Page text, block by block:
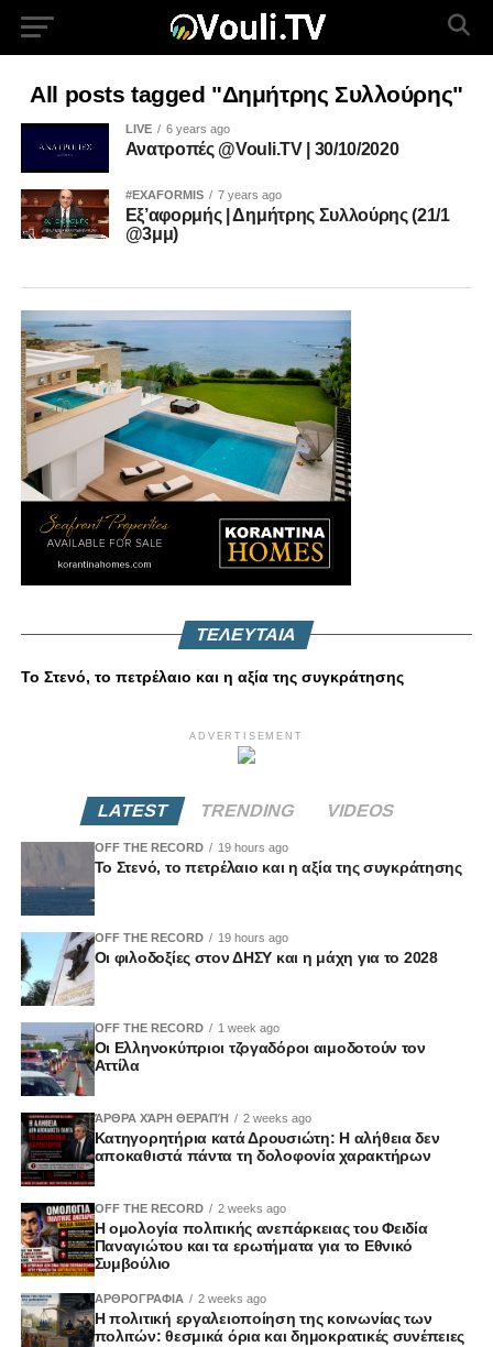
All posts tagged "Δημήτρης Συλλούρης"
LIVE 6 years ago
Ανατροπές @Vouli.TV | 30/10/2020
#EXAFORMIS 7 years ago
Εξ’αφορμής | Δημήτρης Συλλούρης (21/1
@3μμ)
ΤΕΛΕΥΤΑΙΑ
Το Στενό, το πετρέλαιο και η αξία της συγκράτησης
ADVERTISEMENT
LATEST TRENDING VIDEOS
OFF THE RECORD 19 hours ago
Το Στενό, το πετρέλαιο και η αξία της συγκράτησης
OFF THE RECORD 19 hours ago
Οι φιλοδοξίες στον ΔΗΣΥ και η μάχη για το 2028
OFF THE RECORD 1 week ago
Οι Ελληνοκύπριοι τζογαδόροι αιμοδοτούν τον
Αττίλα
ΆΡΘΡΑ ΧΆΡΗ ΘΕΡΑΠΉ 2 weeks ago
Κατηγορητήρια κατά Δρουσιώτη: Η αλήθεια δεν
αποκαθιστά πάντα τη δολοφονία χαρακτήρων
OFF THE RECORD 2 weeks ago
Η ομολογία πολιτικής ανεπάρκειας του Φειδία
Παναγιώτου και τα ερωτήματα για το Εθνικό
Συμβούλιο
ΑΡΘΡΟΓΡΑΦΙΑ 2 weeks ago
Η πολιτική εργαλειοποίηση της κοινωνίας των
πολιτών: θεσμικά όρια και δημοκρατικές συνέπειες